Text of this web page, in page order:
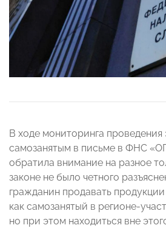
В ходе мониторинга проведения
самозанятым в письме в ФНС
обратила внимание на разное
законе не было четного
гражданин продавать продукции
как самозанятый в регионе-
но при этом находиться вне